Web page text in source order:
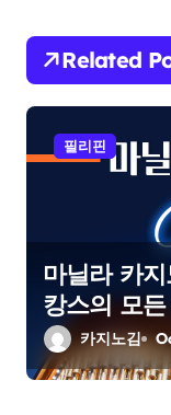
i
g
a
i
o
n
Related
필리핀
마닐라 카
캉스의 모든
카지노김